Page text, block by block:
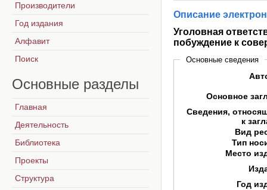
Описание
Уголовная
побуждение к
Основные сведения
Основное
Сведения,
к
Вид
Тип
Место
Год
Производители
Год издания
Алфавит
Поиск
Основные разделы
Главная
Деятельность
Библиотека
Проекты
Структура